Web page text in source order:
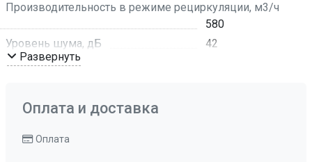
Производительность в режиме рециркуляции, м3/ч
580
Уровень шума, дБ
42
Количество скоростей
Мощность освещения, Вт
Освещение
Развернуть
Оплата и доставка
Оплата